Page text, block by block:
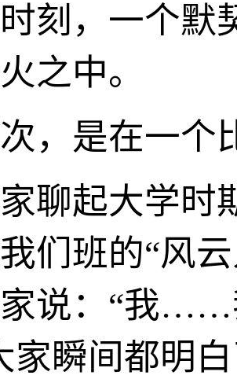
刻，一个默
之中。
，是在一个
聊起大学时
们班的“风
说：“我
家瞬间都明